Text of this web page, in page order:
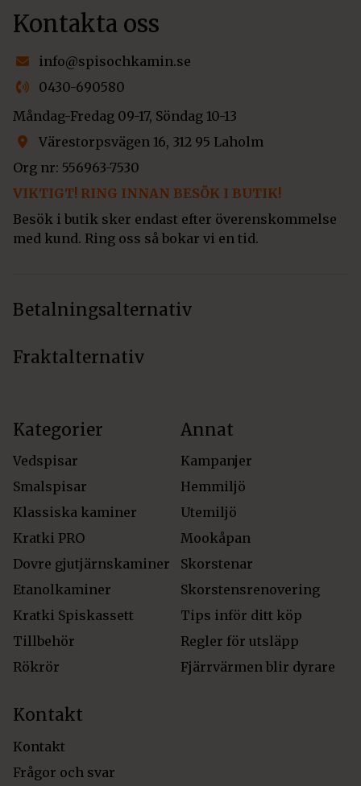
Kontakta oss
info@spisochkamin.se
0430-690580
Måndag-Fredag 09-17, Söndag 10-13
Värestorpsvägen 16, 312 95 Laholm
Org nr: 556963-7530
VIKTIGT! RING INNAN BESÖK I BUTIK!
Besök i butik sker endast efter överenskommelse
med kund. Ring oss så bokar vi en tid.
Betalningsalternativ
Fraktalternativ
Kategorier
Vedspisar
Smalspisar
Klassiska kaminer
Kratki PRO
Dovre gjutjärnskaminer
Etanolkaminer
Kratki Spiskassett
Tillbehör
Rökrör
Annat
Kampanjer
Hemmiljö
Utemiljö
Mookåpan
Skorstenar
Skorstensrenovering
Tips inför ditt köp
Regler för utsläpp
Fjärrvärmen blir dyrare
Kontakt
Kontakt
Frågor och svar